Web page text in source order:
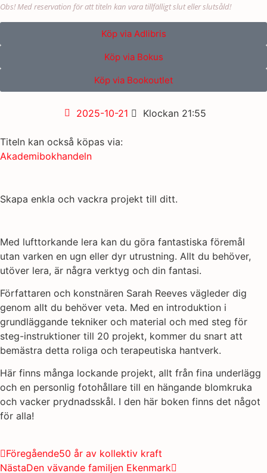
Obs! Med reservation för att titeln kan vara tillfälligt slut eller slutsåld!
Köp via Adlibris
Köp via Bokus
Köp via Bookoutlet
2025-10-21 Klockan 21:55
Titeln kan också köpas via:
Akademibokhandeln
Skapa enkla och vackra projekt till ditt.
Med lufttorkande lera kan du göra fantastiska föremål
utan varken en ugn eller dyr utrustning. Allt du behöver,
utöver lera, är några verktyg och din fantasi.
Författaren och konstnären Sarah Reeves vägleder dig
genom allt du behöver veta. Med en introduktion i
grundläggande tekniker och material och med steg för
steg-instruktioner till 20 projekt, kommer du snart att
bemästra detta roliga och terapeutiska hantverk.
Här finns många lockande projekt, allt från fina underlägg
och en personlig fotohållare till en hängande blomkruka
och vacker prydnadsskål. I den här boken finns det något
för alla!
Föregående50 år av kollektiv kraft
NästaDen vävande familjen Ekenmark